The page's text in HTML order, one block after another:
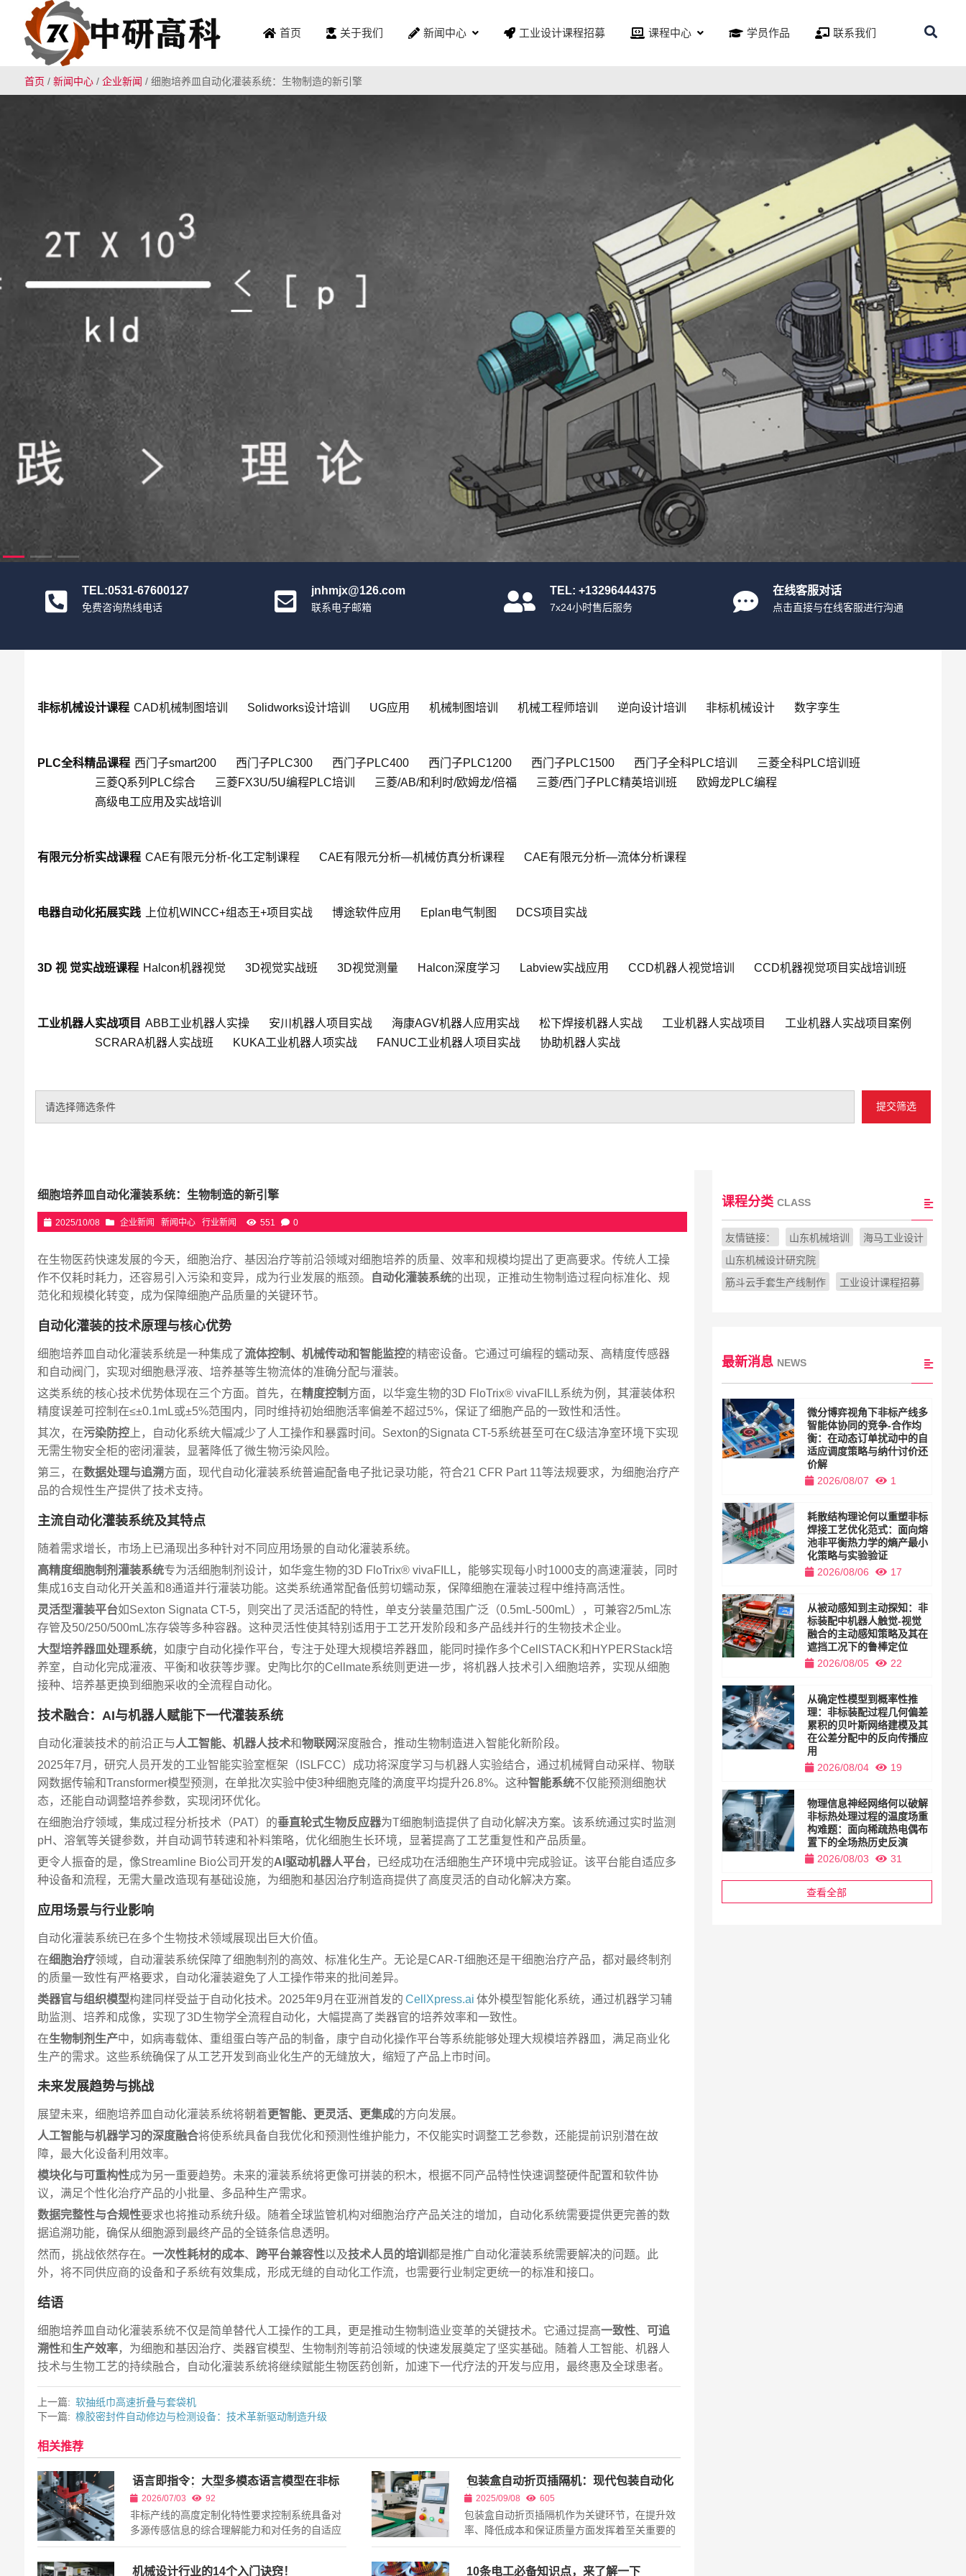
首页 关于我们 新闻中心 工业设计课程招募 课程中心 学员作品 联系我们
首页 / 新闻中心/ 企业新闻 / 细胞培养皿自动化灌装系统：生物制造的新引擎
TEL:0531-67600127
免费咨询热线电话
jnhmjx@126.com
联系电子邮箱
TEL: +13296444375
7x24小时售后服务
在线客服对话
点击直接与在线客服进行沟通
非标机械设计课程 CAD机械制图培训 Solidworks设计培训 UG应用 机械制图培训 机械工程师培训 逆向设计培训 非标机械设计 数字孪生
PLC全科精品课程 西门子smart200 西门子PLC300 西门子PLC400 西门子PLC1200 西门子PLC1500 西门子全科PLC培训
三菱全科PLC培训班
三菱Q系列PLC综合
三菱FX3U/5U编程PLC培训 三菱/AB/和利时/欧姆龙/倍福 三菱/西门子PLC精英培训班
欧姆龙PLC编程
高级电工应用及实战培训
有限元分析实战课程 CAE有限元分析-化工定制课程 CAE有限元分析—机械仿真分析课程 CAE有限元分析—流体分析课程
电器自动化拓展实践 上位机WINCC+组态王+项目实战 博途软件应用 Eplan电气制图 DCS项目实战
3D 视 觉实战班课程 Halcon机器视觉 3D视觉实战班 3D视觉测量 Halcon深度学习 Labview实战应用 CCD机器人视觉培训 CCD机器视觉项目实战培训班
工业机器人实战项目 ABB工业机器人实操 安川机器人项目实战 海康AGV机器人应用实战 松下焊接机器人实战 工业机器人实战项目
工业机器人实战项目案例
SCRARA机器人实战班
KUKA工业机器人项实战 FANUC工业机器人项目实战 协助机器人实战
请选择筛选条件 提交筛选
细胞培养皿自动化灌装系统：生物制造的新引擎
2025/10/08 企业新闻 新闻中心 行业新闻 551 0
在生物医药快速发展的今天，细胞治疗、基因治疗等前沿领域对细胞培养的质量、效率和规模均提出了更高要求。传统人工操
作不仅耗时耗力，还容易引入污染和变异，成为行业发展的瓶颈。
自动化灌装系统的出现，正推动生物制造过程向标准化、规
范化和规模化转变，成为保障细胞产品质量的关键环节。
自动化灌装的技术原理与核心优势
细胞培养皿自动化灌装系统是一种集成了流体控制、机械传动和智能监控的精密设备。它通过可编程的蠕动泵、高精度传感器
和自动阀门，实现对细胞悬浮液、培养基等生物流体的准确分配与灌装。
这类系统的核心技术优势体现在三个方面。首先，在精度控制 方面，以华龛生物的3D FloTrix® vivaFILL系统为例，其灌装体积
精度误差可控制在≤±0.1mL或±5%范围内，同时维持初始细胞活率偏差不超过5%，保证了细胞产品的一致性和活性。
其次，在污染防控 上，自动化系统大幅减少了人工操作和暴露时间。Sexton的Signata CT-5系统甚至可在C级洁净室环境下实现
无需生物安全柜的密闭灌装，显著降低了微生物污染风险。
第三，在数据处理与追溯方面，现代自动化灌装系统普遍配备电子批记录功能，符合21 CFR Part 11等法规要求，为细胞治疗产
品的合规性生产提供了技术支持。
主流自动化灌装系统及其特点
随着需求增长，市场上已涌现出多种针对不同应用场景的自动化灌装系统。
高精度细胞制剂灌装系统专为活细胞制剂设计，如华龛生物的3D FloTrix® vivaFILL，能够实现每小时1000支的高速灌装，同时
集成16支自动化开关盖和8通道并行灌装功能。这类系统通常配备低剪切蠕动泵，保障细胞在灌装过程中维持高活性。
灵活型灌装平台如Sexton Signata CT-5，则突出了灵活适配的特性，单支分装量范围广泛（0.5mL-500mL），可兼容2/5mL冻
存管及50/250/500mL冻存袋等多种容器。这种灵活性使其特别适用于工艺开发阶段和多产品线并行的生物技术企业。
大型培养器皿处理系统，如康宁自动化操作平台，专注于处理大规模培养器皿，能同时操作多个CellSTACK和HYPERStack培
养室，自动化完成灌液、平衡和收获等步骤。史陶比尔的Cellmate系统则更进一步，将机器人技术引入细胞培养，实现从细胞
接种、培养基更换到细胞采收的全流程自动化。
技术融合：AI与机器人赋能下一代灌装系统
自动化灌装技术的前沿正与人工智能、机器人技术和物联网深度融合，推动生物制造进入智能化新阶段。
2025年7月，研究人员开发的工业智能实验室框架（ISLFCC）成功将深度学习与机器人实验结合，通过机械臂自动采样、物联
网数据传输和Transformer模型预测，在单批次实验中使3种细胞克隆的滴度平均提升26.8%。这种智能系统不仅能预测细胞状
态，还能自动调整培养参数，实现闭环优化。
在细胞治疗领域，集成过程分析技术（PAT）的垂直轮式生物反应器为T细胞制造提供了自动化解决方案。该系统通过实时监测
pH、溶氧等关键参数，并自动调节转速和补料策略，优化细胞生长环境，显著提高了工艺重复性和产品质量。
更令人振奋的是，像Streamline Bio公司开发的AI驱动机器人平台，已经成功在活细胞生产环境中完成验证。该平台能自适应多
种设备和流程，无需大量改造现有基础设施，为细胞和基因治疗制造商提供了高度灵活的自动化解决方案。
应用场景与行业影响
自动化灌装系统已在多个生物技术领域展现出巨大价值。
在细胞治疗领域，自动灌装系统保障了细胞制剂的高效、标准化生产。无论是CAR-T细胞还是干细胞治疗产品，都对最终制剂
的质量一致性有严格要求，自动化灌装避免了人工操作带来的批间差异。
类器官与组织模型构建同样受益于自动化技术。2025年9月在亚洲首发的 CellXpress.ai 体外模型智能化系统，通过机器学习辅
助监测、培养和成像，实现了3D生物学全流程自动化，大幅提高了类器官的培养效率和一致性。
在生物制剂生产中，如病毒载体、重组蛋白等产品的制备，康宁自动化操作平台等系统能够处理大规模培养器皿，满足商业化
生产的需求。这些系统确保了从工艺开发到商业化生产的无缝放大，缩短了产品上市时间。
未来发展趋势与挑战
展望未来，细胞培养皿自动化灌装系统将朝着更智能、更灵活、更集成的方向发展。
人工智能与机器学习的深度融合将使系统具备自我优化和预测性维护能力，不仅能实时调整工艺参数，还能提前识别潜在故
障，最大化设备利用效率。
模块化与可重构性成为另一重要趋势。未来的灌装系统将更像可拼装的积木，根据不同产品特性快速调整硬件配置和软件协
议，满足个性化治疗产品的小批量、多品种生产需求。
数据完整性与合规性要求也将推动系统升级。随着全球监管机构对细胞治疗产品关注的增加，自动化系统需要提供更完善的数
据追溯功能，确保从细胞源到最终产品的全链条信息透明。
然而，挑战依然存在。一次性耗材的成本、 跨平台兼容性以及技术人员的培训都是推广自动化灌装系统需要解决的问题。此
外，将不同供应商的设备和子系统有效集成，形成无缝的自动化工作流，也需要行业制定更统一的标准和接口。
结语
细胞培养皿自动化灌装系统不仅是简单替代人工操作的工具，更是推动生物制造业变革的关键技术。它通过提高一致性、 可追
溯性和生产效率，为细胞和基因治疗、类器官模型、生物制剂等前沿领域的快速发展奠定了坚实基础。随着人工智能、机器人
技术与生物工艺的持续融合，自动化灌装系统将继续赋能生物医药创新，加速下一代疗法的开发与应用，最终惠及全球患者。
上一篇: 软抽纸巾高速折叠与套袋机
下一篇: 橡胶密封件自动修边与检测设备：技术革新驱动制造升级
相关推荐
语言即指令：大型多模态语言模型在非标
产线动态任务编排中的嵌入式应用
2026/07/03 92
非标产线的高度定制化特性要求控制系统具备对
多源传感信息的综合理解能力和对任务的自适应
编排能力。本文将大型多模态语言模型嵌入产线
包装盒自动折页插隔机：现代包装自动化
的关键技术
2025/09/08 605
包装盒自动折页插隔机作为关键环节，在提升效
率、降低成本和保证质量方面发挥着至关重要的
作用。
机械设计行业的14个入门诀窍！ 10条电工必备知识点，来了解一下
课程分类 CLASS
友情链接： 山东机械培训
海马工业设计
山东机械设计研究院
筋斗云手套生产线制作
工业设计课程招募
最新消息 NEWS
微分博弈视角下非标产线多
智能体协同的竞争-合作均
衡：在动态订单扰动中的自
适应调度策略与纳什讨价还
价解
2026/08/07
1
耗散结构理论何以重塑非标
焊接工艺优化范式：面向熔
池非平衡热力学的熵产最小
化策略与实验验证
2026/08/06
17
从被动感知到主动探知：非
标装配中机器人触觉-视觉
融合的主动感知策略及其在
遮挡工况下的鲁棒定位
2026/08/05
22
从确定性模型到概率性推
理：非标装配过程几何偏差
累积的贝叶斯网络建模及其
在公差分配中的反向传播应
用
2026/08/04
19
物理信息神经网络何以破解
非标热处理过程的温度场重
构难题：面向稀疏热电偶布
置下的全场热历史反演
2026/08/03
31
查看全部